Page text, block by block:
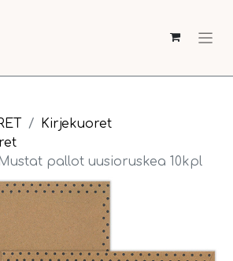
Kirjekuoret
pallot uusioruskea 10kpl